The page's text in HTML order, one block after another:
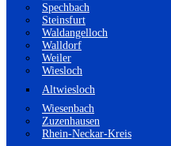
Spechbach
Steinsfurt
Waldangelloch
Walldorf
Weiler
Wiesloch
Altwiesloch
Wiesenbach
Zuzenhausen
Rhein-Neckar-Kreis